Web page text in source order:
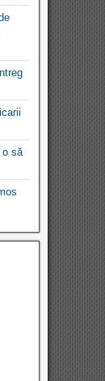
o să